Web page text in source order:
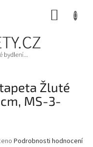
Žluté
MS-3-
Podrobnosti hodnocení